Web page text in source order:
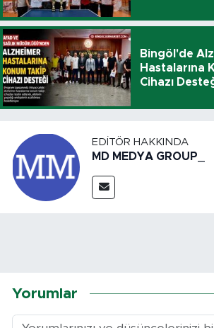
Bingöl'de
Hastalarına
Cihazı
EDITÖR HAKKINDA
MD MEDYA GROUP_
Yorumlar